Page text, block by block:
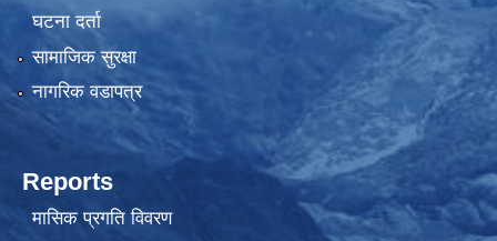
घटना दर्ता
सामाजिक सुरक्षा
नागरिक वडापत्र
Reports
मासिक प्रगति विवरण